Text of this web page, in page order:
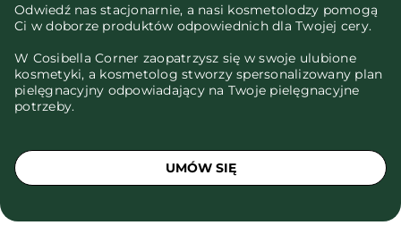
Odwiedź nas stacjonarnie, a nasi kosmetolodzy pomogą
Ci w doborze produktów odpowiednich dla Twojej cery.
W Cosibella Corner zaopatrzysz się w swoje ulubione
kosmetyki, a kosmetolog stworzy spersonalizowany plan
pielęgnacyjny odpowiadający na Twoje pielęgnacyjne
potrzeby.
UMÓW SIĘ